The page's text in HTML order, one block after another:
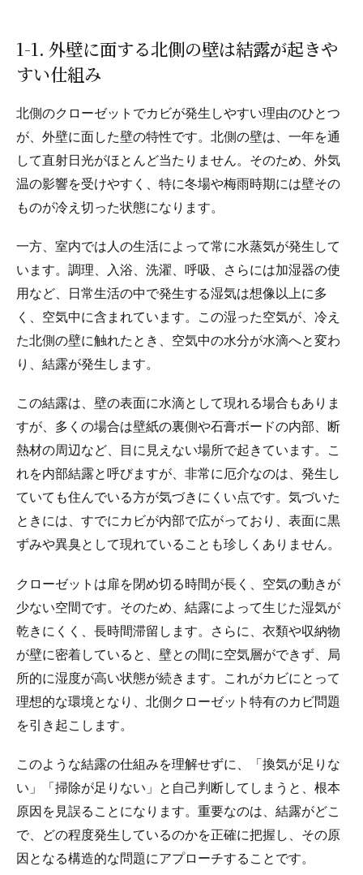
1-1. 外壁に面する北側の壁は結露が起きや
すい仕組み
北側のクローゼットでカビが発生しやすい理由のひとつ
が、外壁に面した壁の特性です。北側の壁は、一年を通
して直射日光がほとんど当たりません。そのため、外気
温の影響を受けやすく、特に冬場や梅雨時期には壁その
ものが冷え切った状態になります。
一方、室内では人の生活によって常に水蒸気が発生して
います。調理、入浴、洗濯、呼吸、さらには加湿器の使
用など、日常生活の中で発生する湿気は想像以上に多
く、空気中に含まれています。この湿った空気が、冷え
た北側の壁に触れたとき、空気中の水分が水滴へと変わ
り、結露が発生します。
この結露は、壁の表面に水滴として現れる場合もありま
すが、多くの場合は壁紙の裏側や石膏ボードの内部、断
熱材の周辺など、目に見えない場所で起きています。こ
れを内部結露と呼びますが、非常に厄介なのは、発生し
ていても住んでいる方が気づきにくい点です。気づいた
ときには、すでにカビが内部で広がっており、表面に黒
ずみや異臭として現れていることも珍しくありません。
クローゼットは扉を閉め切る時間が長く、空気の動きが
少ない空間です。そのため、結露によって生じた湿気が
乾きにくく、長時間滞留します。さらに、衣類や収納物
が壁に密着していると、壁との間に空気層ができず、局
所的に湿度が高い状態が続きます。これがカビにとって
理想的な環境となり、北側クローゼット特有のカビ問題
を引き起こします。
このような結露の仕組みを理解せずに、「換気が足りな
い」「掃除が足りない」と自己判断してしまうと、根本
原因を見誤ることになります。重要なのは、結露がどこ
で、どの程度発生しているのかを正確に把握し、その原
因となる構造的な問題にアプローチすることです。